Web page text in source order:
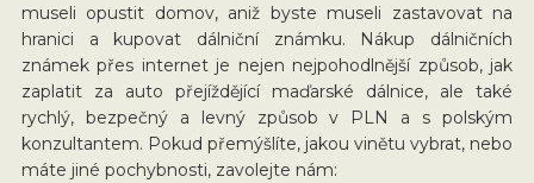
museli opustit domov, aniž byste museli zastavovat na
hranici a kupovat dálniční známku. Nákup dálničních
známek přes internet je nejen nejpohodlnější způsob, jak
zaplatit za auto přejíždějící maďarské dálnice, ale také
rychlý, bezpečný a levný způsob v PLN a s polským
konzultantem. Pokud přemýšlíte, jakou vinětu vybrat, nebo
máte jiné pochybnosti, zavolejte nám: